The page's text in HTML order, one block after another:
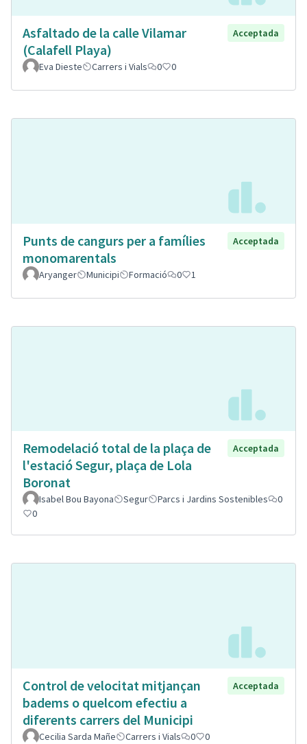
Asfaltado de la calle Vilamar
(Calafell Playa)
Acceptada
Eva Dieste Carrers i Vials 0 0
Punts de cangurs per a famílies
monomarentals
Acceptada
Aryanger Municipi Formació 0 1
Remodelació total de la plaça de
l'estació Segur, plaça de Lola
Boronat
Acceptada
Isabel Bou Bayona Segur Parcs i Jardins Sostenibles
0
0
Control de velocitat mitjançan
badems o quelcom efectiu a
diferents carrers del Municipi
Acceptada
Cecilia Sarda Mañe Carrers i Vials 0 0